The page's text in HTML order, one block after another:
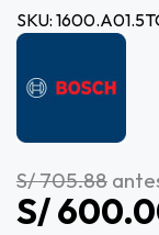
SKU:
S/ 705.88
S/